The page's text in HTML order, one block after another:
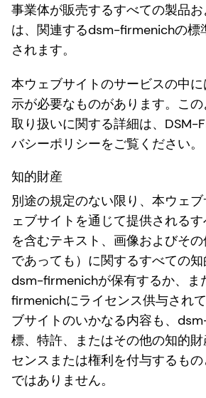
事業体が販売するすべての製品
は、関連するdsm-firmenichの標
されます。
本ウェブサイトのサービスの中
示が必要なものがあります。こ
取り扱いに関する詳細は、DSM-
バシーポリシーをご覧ください。
知的財産
別途の規定のない限り、本ウェ
ェブサイトを通じて提供される
を含むテキスト、画像およびそ
であっても）に関するすべての知
dsm-firmenichが保有するか、ま
firmenichにライセンス供与され
ブサイトのいかなる内容も、
標、特許、またはその他の知的
センスまたは権利を付与するも
ではありません。